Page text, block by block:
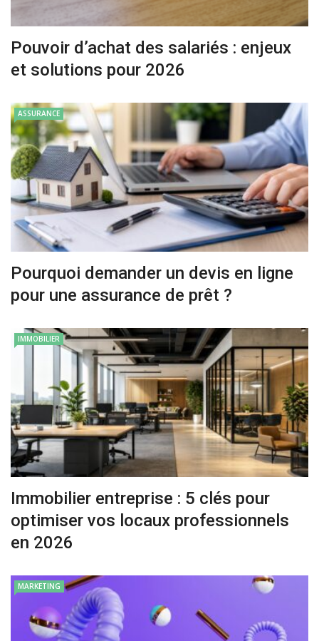
Pouvoir d’achat des salariés : enjeux
et solutions pour 2026
ASSURANCE
Pourquoi demander un devis en ligne
pour une assurance de prêt ?
IMMOBILIER
Immobilier entreprise : 5 clés pour
optimiser vos locaux professionnels
en 2026
MARKETING